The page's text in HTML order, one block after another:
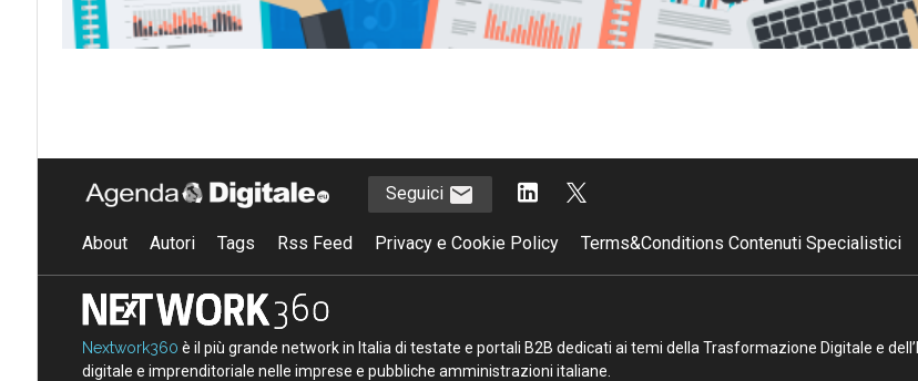
Seguici
About Autori Tags Rss Feed Privacy e Cookie Policy Terms&Conditions Contenuti Specialistici
Nextwork360 è il più grande network in Italia di testate e portali B2B dedicati ai temi della Trasformazione Digitale e
digitale e imprenditoriale nelle imprese e pubbliche amministrazioni italiane.